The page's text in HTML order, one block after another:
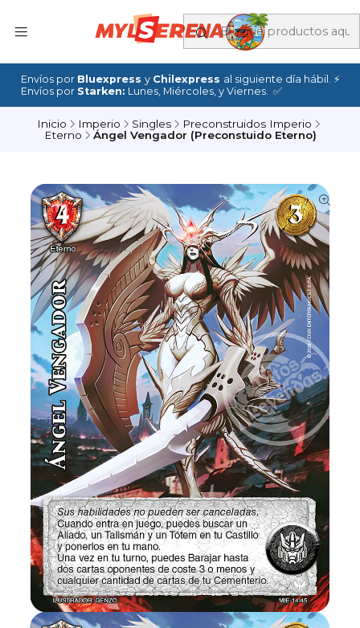
Envíos por Bluexpress y Chilexpress al siguiente día hábil. ⚡
Envíos por Starken: Lunes, Miércoles, y Viernes. ✅
Inicio Imperio Singles
Preconstruidos Imperio
Eterno
Ángel Vengador (Preconstuido Eterno)